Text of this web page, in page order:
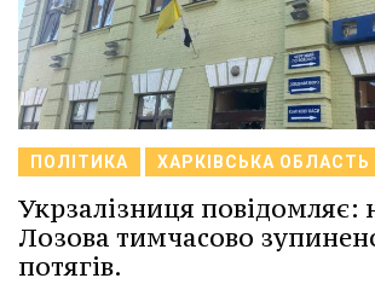
ПОЛІТИКА ХАРКІВСЬКА ОБЛАСТЬ
Укрзалізниця повідомляє:
Лозова тимчасово
потягів.